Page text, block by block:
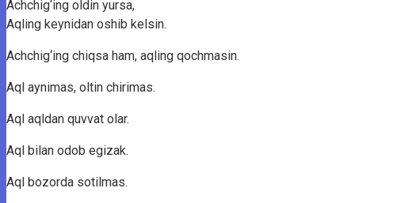
Achchig‘ing oldin yursa,
Aqling keynidan oshib kelsin.
Achchig‘ing chiqsa ham, aqling qochmasin.
Aql aynimas, oltin chirimas.
Aql aqldan quvvat olar.
Aql bilan odob egizak.
Aql bozorda sotilmas.